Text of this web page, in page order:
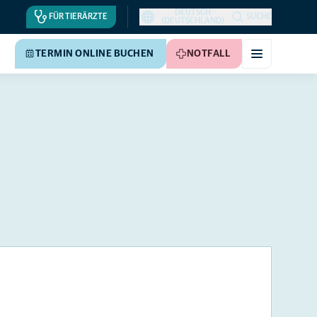
FÜR TIERÄRZTE
DEUTSCH
(DEUTSCHLAND)
SUCHE
TERMIN ONLINE BUCHEN NOTFALL